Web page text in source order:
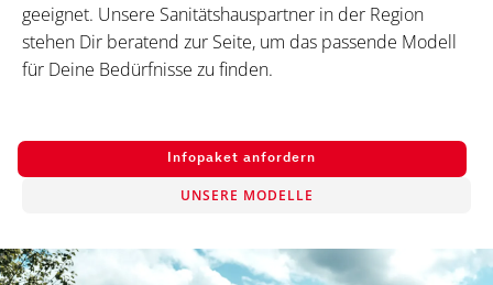
geeignet. Unsere Sanitätshauspartner in der Region
stehen Dir beratend zur Seite, um das passende Modell
für Deine Bedürfnisse zu finden.
Infopaket anfordern
UNSERE MODELLE